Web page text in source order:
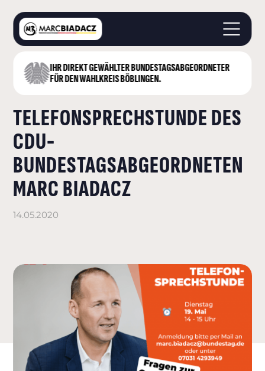
IHR DIREKT GEWÄHLTER BUNDESTAGS­ABGEORDNETER
FÜR DEN WAHLKREIS BÖBLINGEN.
STARTSEITE
LANDKREIS BÖBLINGEN
DEUTSCHER BUNDESTAG
KONTAKT
TELEFONSPRECHSTUNDE DES
CDU-
BUNDESTAGSABGEORDNETEN
MARC BIADACZ
14.05.2020